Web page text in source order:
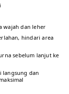
wajah dan leher
hindari area
sebelum lanjut ke
langsung dan